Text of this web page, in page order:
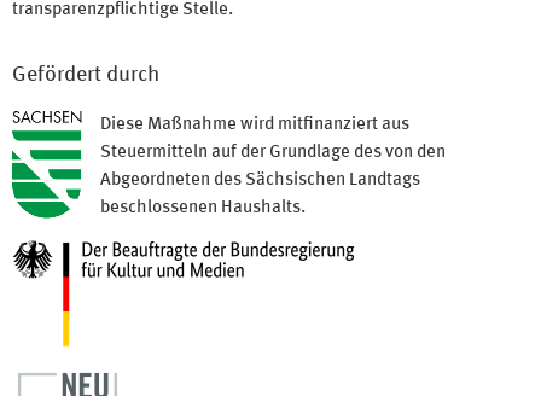
transparenzpflichtige Stelle.
Gefördert durch
Diese Maßnahme wird mitfinanziert aus
Steuermitteln auf der Grundlage des von den
Abgeordneten des Sächsischen Landtags
beschlossenen Haushalts.